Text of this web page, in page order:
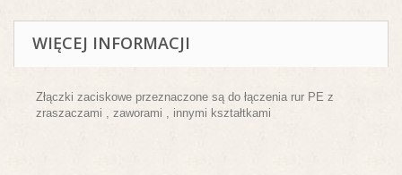
WIĘCEJ INFORMACJI
Złączki zaciskowe przeznaczone są do łączenia rur PE z
zraszaczami , zaworami , innymi kształtkami